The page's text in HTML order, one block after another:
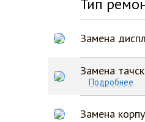
Тип
Замена
Замена
Подробнее
Замена